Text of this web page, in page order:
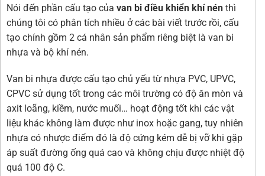
Nói đến phần cấu tạo của van bi điều khiển khí nén thì
chúng tôi có phân tích nhiều ở các bài viết trước rồi, cấu
tạo chính gồm 2 cá nhân sản phẩm riêng biệt là van bi
nhựa và bộ khí nén.
Van bi nhựa được cấu tạo chủ yếu từ nhựa PVC, UPVC,
CPVC sử dụng tốt trong các môi trường có độ ăn mòn và
axit loãng, kiềm, nước muối… hoạt động tốt khi các vật
liệu khác không làm được như inox hoặc gang, tuy nhiên
nhựa có nhược điểm đó là độ cứng kém dễ bị vỡ khi gặp
áp suất đường ống quá cao và không chịu được nhiệt độ
quá 100 độ C.